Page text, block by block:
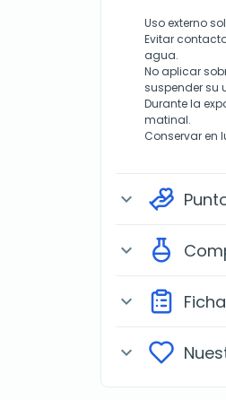
Uso externo
Evitar
agua.
No aplicar
suspender su
Durante la
matinal.
Conservar en
expand_more
expand_more
expand_more
expand_more